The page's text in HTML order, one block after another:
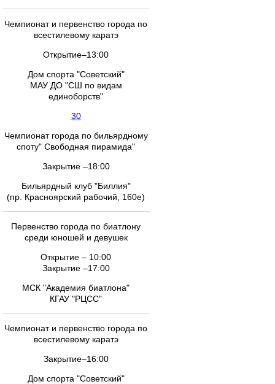
Чемпионат и первенство города по
всестилевому каратэ
Открытие–13:00
Дом спорта "Советский"
МАУ ДО "СШ по видам
единоборств"
30
Чемпионат города по бильярдному
споту" Свободная пирамида"
Закрытие –18:00
Бильярдный клуб "Биллия"
(пр. Красноярский рабочий, 160е)
Первенство города по биатлону
среди юношей и девушек
Открытие – 10:00
Закрытие –17:00
МСК "Академия биатлона"
КГАУ "РЦСС"
Чемпионат и первенство города по
всестилевому каратэ
Закрытие–16:00
Дом спорта "Советский"